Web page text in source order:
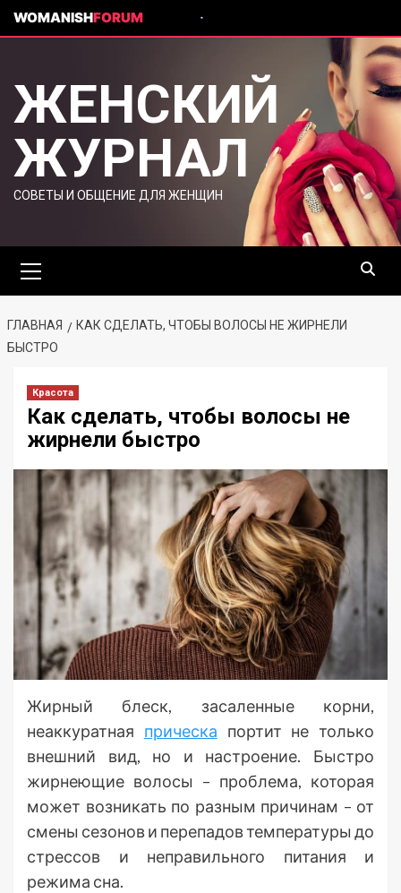
WOMANISHFORUM
ЖЕНСКИЙ
ЖУРНАЛ
СОВЕТЫ И ОБЩЕНИЕ ДЛЯ ЖЕНЩИН
ГЛАВНАЯ
КАК СДЕЛАТЬ, ЧТОБЫ ВОЛОСЫ НЕ ЖИРНЕЛИ
БЫСТРО
Красота
Как сделать, чтобы волосы не
жирнели быстро
Жирный блеск, засаленные корни,
неаккуратная прическа портит не только
внешний вид, но и настроение. Быстро
жирнеющие волосы – проблема, которая
может возникать по разным причинам – от
смены сезонов и перепадов температуры до
стрессов и неправильного питания и
режима сна.